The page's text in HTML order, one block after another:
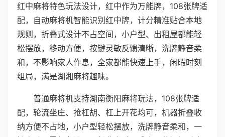
红中麻将特色玩法设计，红中作为万能牌，108张牌适
配，自动麻将机智能识别红中牌，计分精准贴合本地
规则，折叠式设计不占空间，小户型、出租屋都能轻
松摆放，移动方便，按键灵敏反馈清晰，洗牌静音柔
和，不影响家人作息，全家都能快速上手，闲暇时刻
组局，满是湖湘麻将趣味。
普通麻将机支持湖南衡阳麻将玩法，108张牌适
配，轮流坐庄、抢杠胡、杠上开花均可，机器折叠收
纳方便不占地，小户型轻松摆放，洗牌静音柔和，一